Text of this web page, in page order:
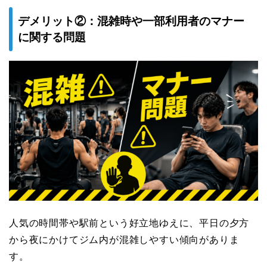
デメリット②：混雑時や一部利用者のマナー
に関する問題
人気の時間帯や駅前という好立地ゆえに、平日の夕方
から夜にかけてジム内が混雑しやすい傾向がありま
す。